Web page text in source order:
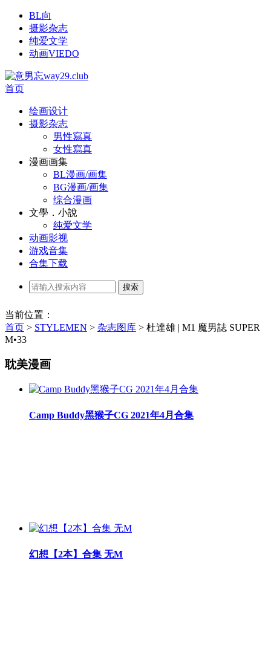
BL向
摄影杂志
纯爱文学
动画VIEDO
首页
绘画设计
摄影杂志
男性寫真
女性寫真
漫画画集
BL漫画/画集
BG漫画/画集
综合漫画
文學．小說
纯爱文学
动画影视
游戏音集
合集下载
当前位置：
首页 > STYLEMEN > 杂志图库 > 杜達雄 | M1 魔男誌 SUPER
M•33
耽美漫画
Camp Buddy黑猴子CG 2021年4月合集
幻想【2本】合集 无M